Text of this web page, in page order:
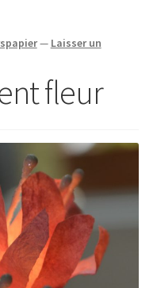
— Laisser un
fleur